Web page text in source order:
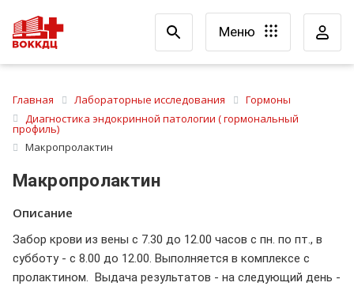
Меню
Главная Лабораторные исследования
Гормоны
Диагностика эндокринной патологии ( гормональный
профиль)
Макропролактин
Макропролактин
Описание
Забор крови из вены с 7.30 до 12.00 часов с пн. по пт., в
субботу - с 8.00 до 12.00. Выполняется в комплексе с
пролактином. Выдача результатов - на следующий день -